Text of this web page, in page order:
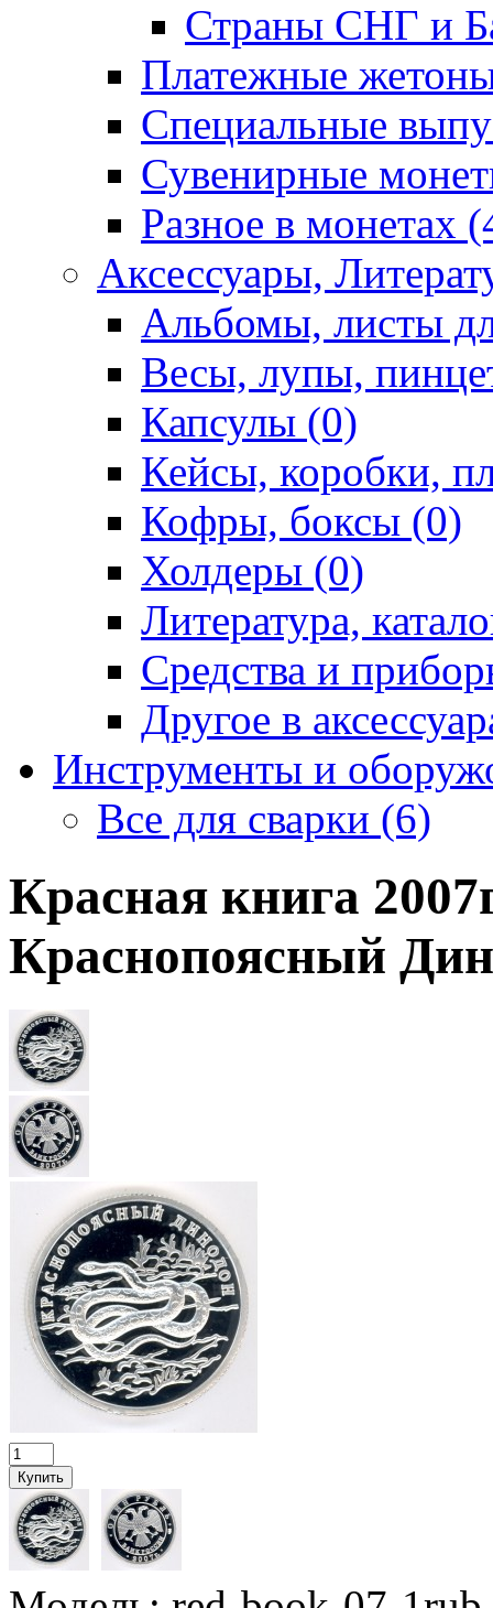
Страны СНГ и
Платежные
Специальные
Сувенирные
Разное в монетах
Аксессуары,
Альбомы, листы
Весы, лупы,
Капсулы (0)
Кейсы, коробки,
Кофры, боксы (0)
Холдеры (0)
Литература,
Средства и
Другое в
Инструменты и
Все для сварки (6)
Красная книга
Краснопоясный